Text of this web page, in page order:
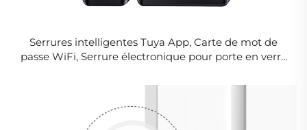
Serrures intelligentes Tuya App, Carte de mot de
passe WiFi, Serrure électronique pour porte en verre